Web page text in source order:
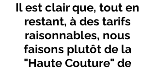
Il est clair que, tout en
restant, à des tarifs
raisonnables, nous
faisons plutôt de la
"Haute Couture" de